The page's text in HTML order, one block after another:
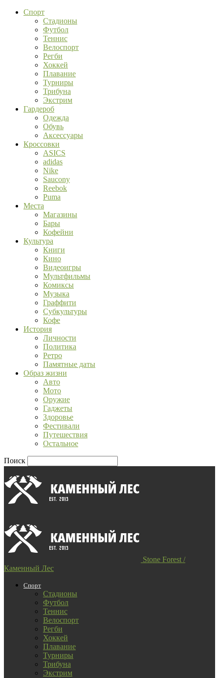
Спорт
Стадионы
Футбол
Теннис
Велоспорт
Регби
Хоккей
Плавание
Турниры
Трибуна
Экстрим
Гардероб
Одежда
Обувь
Аксессуары
Кроссовки
ASICS
adidas
Nike
Saucony
Reebok
Puma
Места
Магазины
Бары
Кофейни
Культура
Книги
Кино
Видеоигры
Мультфильмы
Комиксы
Музыка
Граффити
Субкультуры
Кофе
История
Личности
Политика
Ретро
Памятные даты
Образ жизни
Авто
Мото
Оружие
Гаджеты
Здоровье
Фестивали
Путешествия
Остальное
Поиск
Stone Forest /
Каменный Лес
Спорт
Стадионы
Футбол
Теннис
Велоспорт
Регби
Хоккей
Плавание
Турниры
Трибуна
Экстрим